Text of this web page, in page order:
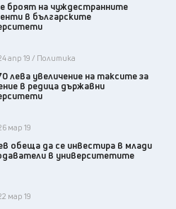
броят на чуждестранните
в българските
апр 19 / Политика
лева увеличение на таксите за
в редица държавни
мар 19
обеща да се инвестира в млади
в университетите
мар 19